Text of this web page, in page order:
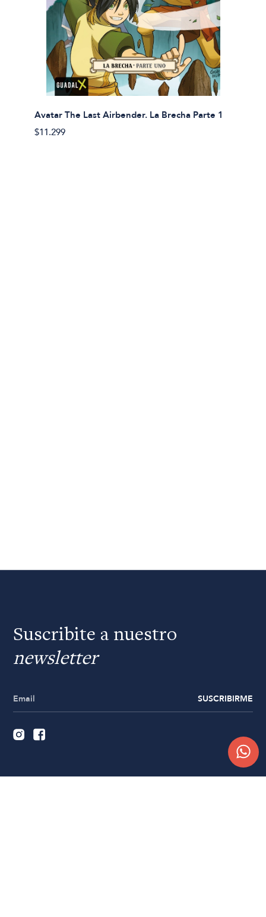
Avatar The Last Airbender. La Brecha Parte 1
$11.299
Suscribite a nuestro
newsletter
SUSCRIBIRME